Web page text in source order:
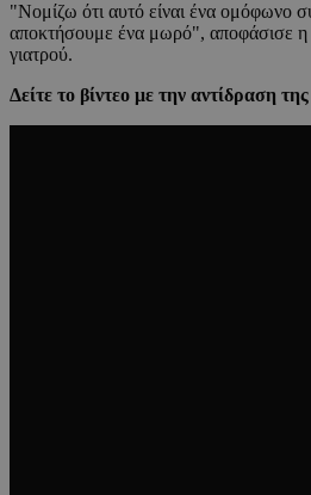
"Νομίζω ότι αυτό είναι ένα ομόφωνο
αποκτήσουμε ένα μωρό", αποφάσισε η
γιατρού.
Δείτε το βίντεο με την αντίδραση